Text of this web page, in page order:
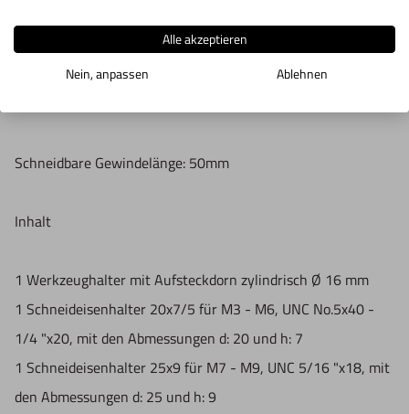
Informationen zur Produktsicherheit:
Nur für technisch versierte und mit dem Produkt vertraute
Anwender sowie Handwerker geeignet.
Unsachgemäße Verwendung kann zu Schäden und
Importeur/Hersteller:
Varsseveld/ Netherlands, email: Info@hogetex.com
Set mit einem Halter mit Aufsteckdorn zylindrisch Ø 16 mm,
geeignet für Schneideisen von M3 bis M14, mit
Schneidbare Gewindelänge: 50mm
Inhalt
1 Werkzeughalter mit Aufsteckdorn zylindrisch Ø 16 mm
1 Schneideisenhalter 20x7/5 für M3 - M6, UNC No.5x40 -
1/4 "x20, mit den Abmessungen d: 20 und h: 7
1 Schneideisenhalter 25x9 für M7 - M9, UNC 5/16 "x18, mit
den Abmessungen d: 25 und h: 9
Alle akzeptieren
Nein, anpassen
Ablehnen